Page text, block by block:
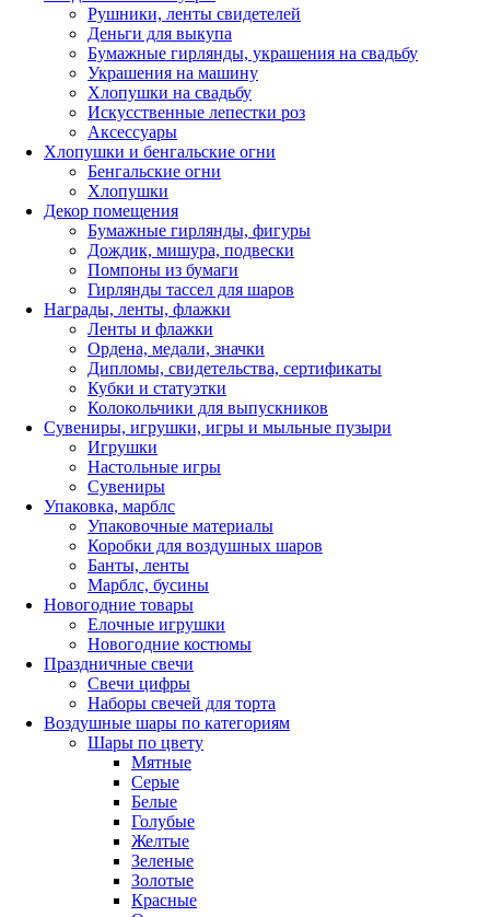
Рушники, ленты свидетелей
Деньги для выкупа
Бумажные гирлянды, украшения на свадьбу
Украшения на машину
Хлопушки на свадьбу
Искусственные лепестки роз
Аксессуары
Хлопушки и бенгальские огни
Бенгальские огни
Хлопушки
Декор помещения
Бумажные гирлянды, фигуры
Дождик, мишура, подвески
Помпоны из бумаги
Гирлянды тассел для шаров
Награды, ленты, флажки
Ленты и флажки
Ордена, медали, значки
Дипломы, свидетельства, сертификаты
Кубки и статуэтки
Колокольчики для выпускников
Сувениры, игрушки, игры и мыльные пузыри
Игрушки
Настольные игры
Сувениры
Упаковка, марблс
Упаковочные материалы
Коробки для воздушных шаров
Банты, ленты
Марблс, бусины
Новогодние товары
Елочные игрушки
Новогодние костюмы
Праздничные свечи
Свечи цифры
Наборы свечей для торта
Воздушные шары по категориям
Шары по цвету
Мятные
Серые
Белые
Голубые
Желтые
Зеленые
Золотые
Красные